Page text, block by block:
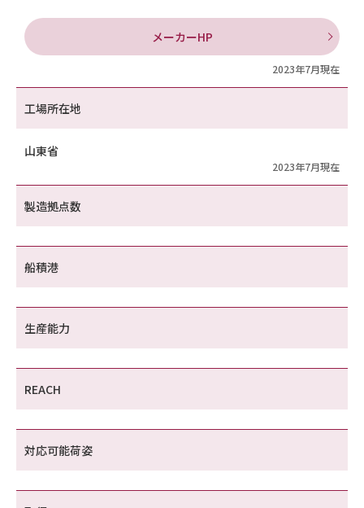
メーカーHP
2023年7月現在
工場所在地
山東省
2023年7月現在
製造拠点数
船積港
生産能力
REACH
対応可能荷姿